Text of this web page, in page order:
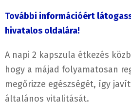
További információért
hivatalos oldalára!
A napi 2 kapszula étkezés
hogy a májad folyamatosan
megőrizze egészségét, így
általános vitalitását.